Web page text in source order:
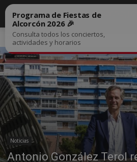
Inicio Noticias
Noticias
Antonio González Terol
Programa de Fiestas de
Alcorcón 2026 🎉
Consulta todos los conciertos,
actividades y horarios